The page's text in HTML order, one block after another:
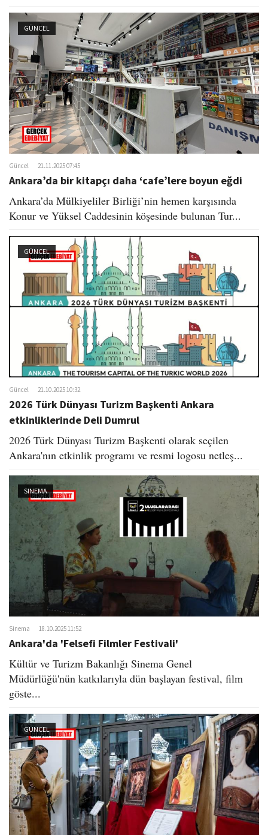
GÜNCEL
Güncel 21.11.2025 07:45
Ankara’da bir kitapçı daha ‘cafe’lere boyun eğdi
Ankara’da Mülkiyeliler Birliği’nin hemen karşısında
Konur ve Yüksel Caddesinin köşesinde bulunan Tur...
GÜNCEL
Güncel 21.10.2025 10:32
2026 Türk Dünyası Turizm Başkenti Ankara
etkinliklerinde Deli Dumrul
2026 Türk Dünyası Turizm Başkenti olarak seçilen
Ankara'nın etkinlik programı ve resmi logosu netleş...
SINEMA
Sinema 18.10.2025 11:52
Ankara'da 'Felsefi Filmler Festivali'
Kültür ve Turizm Bakanlığı Sinema Genel
Müdürlüğü'nün katkılarıyla dün başlayan festival, film
göste...
GÜNCEL